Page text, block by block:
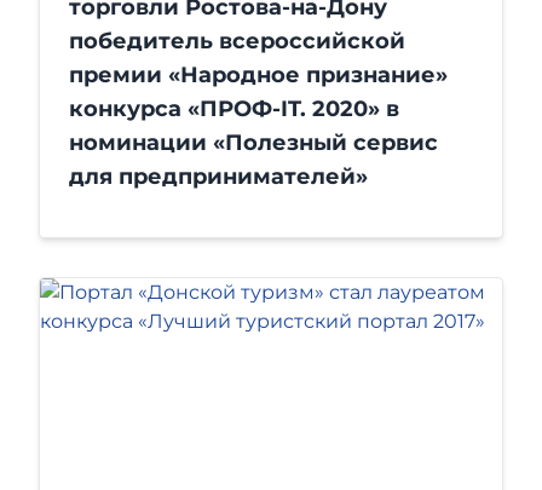
торговли Ростова-на-Дону
победитель всероссийской
премии «Народное признание»
конкурса «ПРОФ-IT. 2020» в
номинации «Полезный сервис
для предпринимателей»